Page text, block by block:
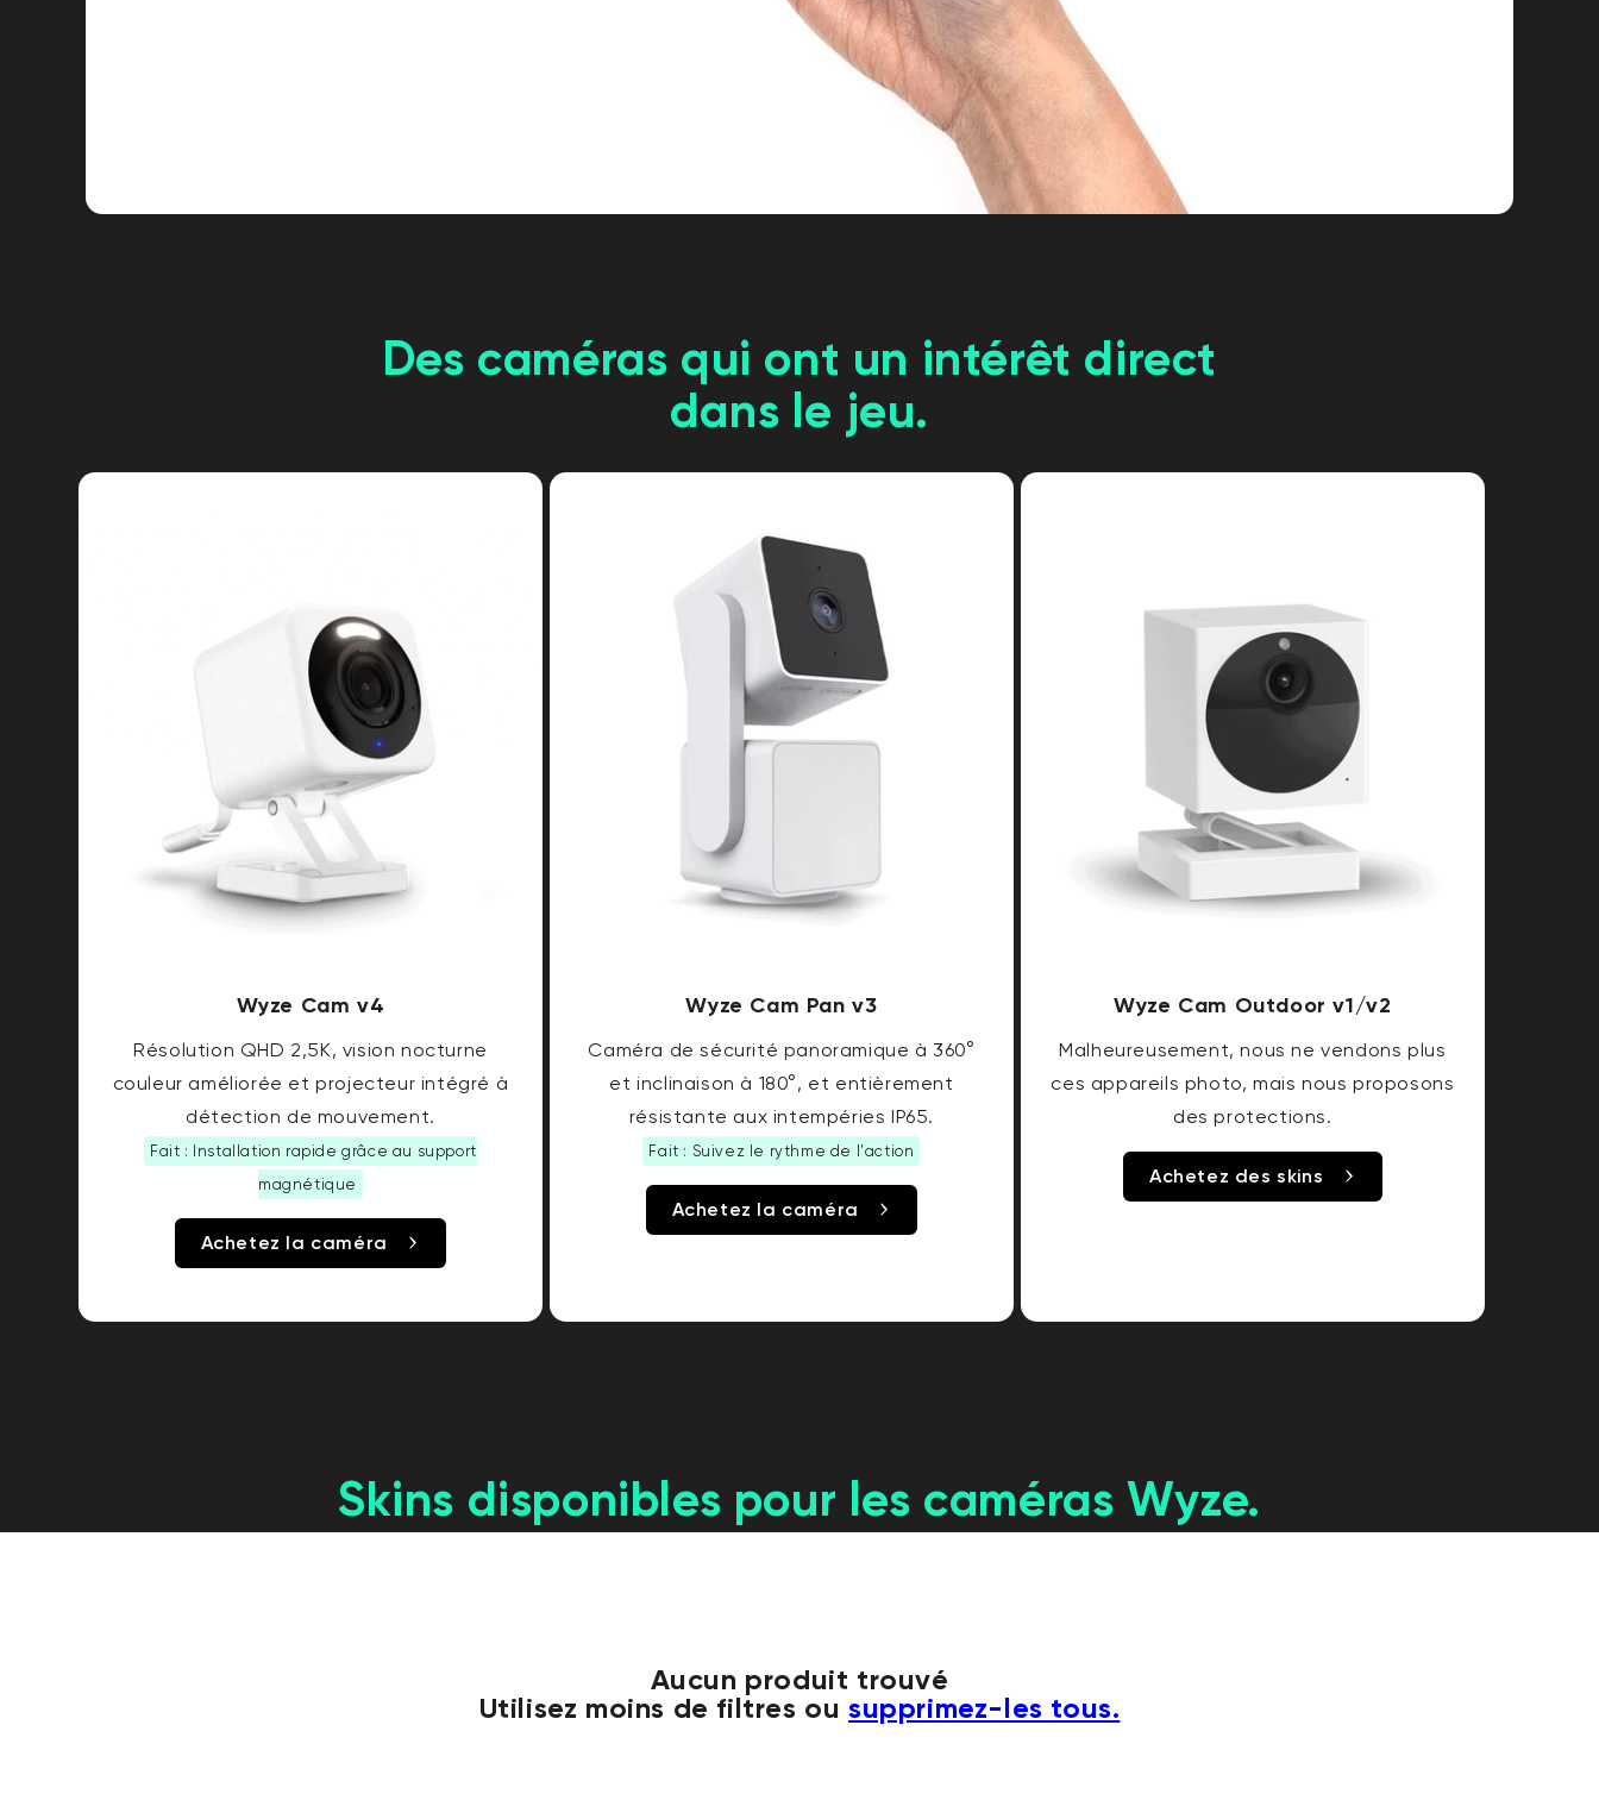
Des caméras qui ont un intérêt direct
dans le jeu.
Wyze Cam v4
Résolution QHD 2,5K, vision nocturne
couleur améliorée et projecteur intégré à
détection de mouvement.
Fait : Installation rapide grâce au support
magnétique
Achetez la caméra
Wyze Cam Pan v3
Caméra de sécurité panoramique à 360°
et inclinaison à 180°, et entièrement
résistante aux intempéries IP65.
Fait : Suivez le rythme de l'action
Achetez la caméra
Wyze Cam Outdoor v1/v2
Malheureusement, nous ne vendons plus
ces appareils photo, mais nous proposons
des protections.
Achetez des skins
Skins disponibles pour les caméras Wyze.
Aucun produit trouvé
Utilisez moins de filtres ou supprimez-les tous.